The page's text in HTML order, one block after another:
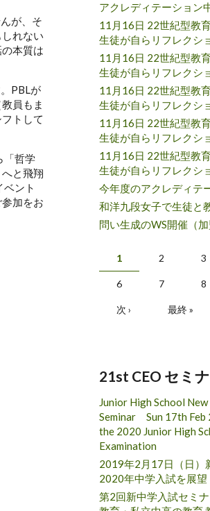
が、そ
れない
本質は
PBLが
員もま
トして
「哲学
と飛翔
ント
加をお
アクレディテーション
11月16日 22世紀型教
生徒が自らリフレクシ
11月16日 22世紀型教
生徒が自らリフレクシ
11月16日 22世紀型教
生徒が自らリフレクシ
11月16日 22世紀型教
生徒が自らリフレクシ
11月16日 22世紀型教
生徒が自らリフレクシ
今年度のアクレディテ
和洋九段女子で生徒と
問い生成のWS開催（加
ページ
1 2 3
6 7 8
次 › 最終 »
21st CEO セミ
Junior High School
Seminar Sun 17th
the 2020 Junior High
Examination
2019年2月17日（日
2020年中学入試を展望
第2回新中学入試セミ